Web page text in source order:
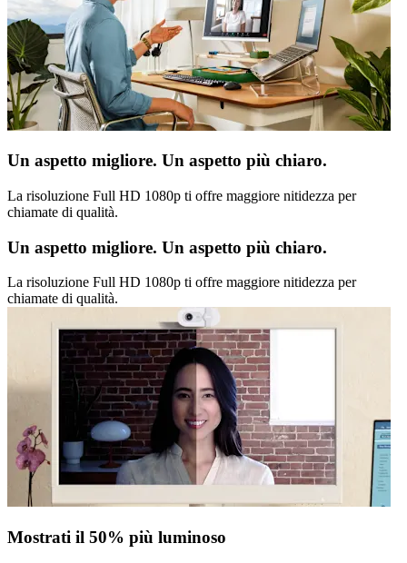
Un aspetto migliore. Un aspetto più chiaro.
La risoluzione Full HD 1080p ti offre maggiore nitidezza per
chiamate di qualità.
Un aspetto migliore. Un aspetto più chiaro.
La risoluzione Full HD 1080p ti offre maggiore nitidezza per
chiamate di qualità.
Mostrati il 50% più luminoso